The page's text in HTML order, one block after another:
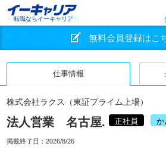
転職ならイーキャリア
無料会員登録はこ
仕事情報
株式会社ラクス（東証プライム上場）
法人営業 名古屋. 正社員 か
掲載終了日： 2026/8/26